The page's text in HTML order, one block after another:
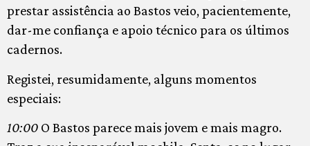
prestar assistência ao Bastos veio, pacientemente,
dar-me confiança e apoio técnico para os últimos
cadernos.
Registei, resumidamente, alguns momentos
especiais:
10:00 O Bastos parece mais jovem e mais magro.